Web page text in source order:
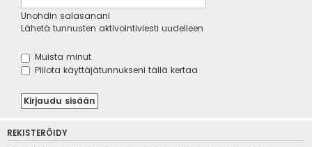
Unohdin salasanani
Lähetä tunnusten aktivointiviesti uudelleen
Muista minut
Piilota käyttäjätunnukseni tällä kertaa
REKISTERÖIDY